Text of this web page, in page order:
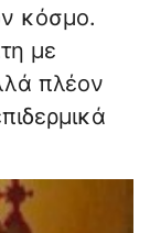
κόσμο.
με
πλέον